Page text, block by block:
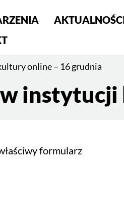
online – 16 grudnia
formularz